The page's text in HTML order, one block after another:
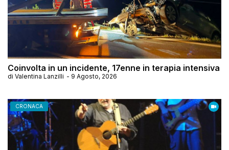
Coinvolta in un incidente, 17enne in terapia intensiva
di Valentina Lanzilli - 9 Agosto, 2026
CRONACA